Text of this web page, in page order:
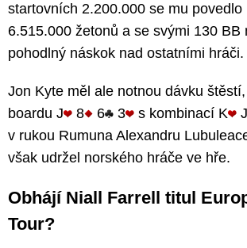
startovních 2.200.000 se mu povedlo
6.515.000 žetonů a se svými 130 BB
pohodlný náskok nad ostatními hráči.
Jon Kyte měl ale notnou dávku
boardu J
8 6 3 s kombinací K J
v rukou Rumuna Alexandru
však udržel norského hráče ve hře.
Obhájí Niall Farrell titul
Tour?